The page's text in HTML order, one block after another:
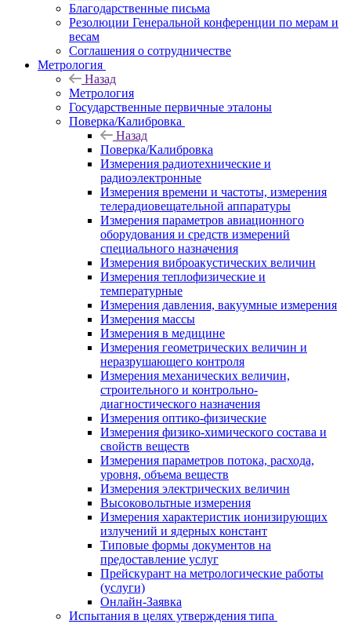
Благодарственные письма
Резолюции Генеральной конференции по мерам и
весам
Соглашения о сотрудничестве
Метрология
Назад
Метрология
Государственные первичные эталоны
Поверка/Калибровка
Назад
Поверка/Калибровка
Измерения радиотехнические и
радиоэлектронные
Измерения времени и частоты, измерения
телерадиовещательной аппаратуры
Измерения параметров авиационного
оборудования и средств измерений
специального назначения
Измерения виброакустических величин
Измерения теплофизические и
температурные
Измерения давления, вакуумные измерения
Измерения массы
Измерения в медицине
Измерения геометрических величин и
неразрушающего контроля
Измерения механических величин,
строительного и контрольно-
диагностического назначения
Измерения оптико-физические
Измерения физико-химического состава и
свойств веществ
Измерения параметров потока, расхода,
уровня, объема веществ
Измерения электрических величин
Высоковольтные измерения
Измерения характеристик ионизирующих
излучений и ядерных констант
Типовые формы документов на
предоставление услуг
Прейскурант на метрологические работы
(услуги)
Онлайн-Заявка
Испытания в целях утверждения типа